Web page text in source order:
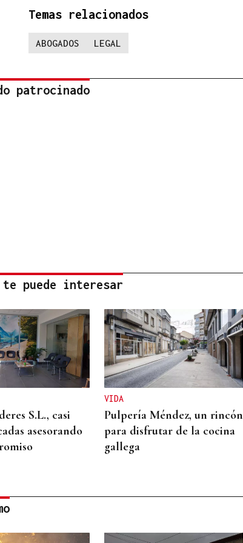
Temas relacionados
ABOGADOS LEGAL
patrocinado
te puede interesar
S.L., casi
asesorando
VIDA
Pulpería Méndez, un rincón
para disfrutar de la cocina
gallega